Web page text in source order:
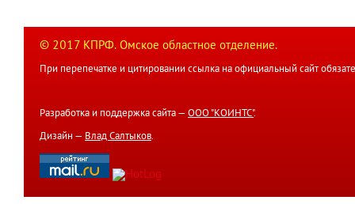
© 2017 КПРФ. Омское областное отделение.
При перепечатке и цитировании ссылка на официальный сайт
Разработка и поддержка сайта — ООО "КОИНТС".
Дизайн — Влад Салтыков.